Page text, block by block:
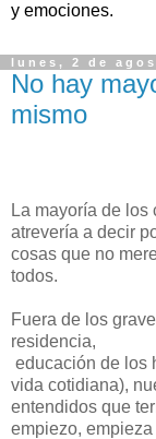
y emociones.
lunes, 2 de
No hay
mismo
La mayoría de
atrevería a decir
cosas que no
todos.
Fuera de los
residencia,
educación de los
vida cotidiana),
entendidos que
empiezo,